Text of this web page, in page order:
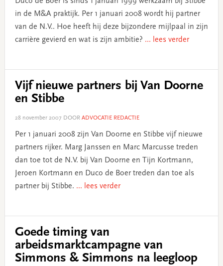
in de M&A praktijk. Per 1 januari 2008 wordt hij partner
van de N.V.. Hoe heeft hij deze bijzondere mijlpaal in zijn
carrière gevierd en wat is zijn ambitie? ... lees verder
Vijf nieuwe partners bij Van Doorne
en Stibbe
28 november 2007 DOOR ADVOCATIE REDACTIE
Per 1 januari 2008 zijn Van Doorne en Stibbe vijf nieuwe
partners rijker. Marg Janssen en Marc Marcusse treden
dan toe tot de N.V. bij Van Doorne en Tijn Kortmann,
Jeroen Kortmann en Duco de Boer treden dan toe als
partner bij Stibbe. ... lees verder
Goede timing van
arbeidsmarktcampagne van
Simmons & Simmons na leegloop